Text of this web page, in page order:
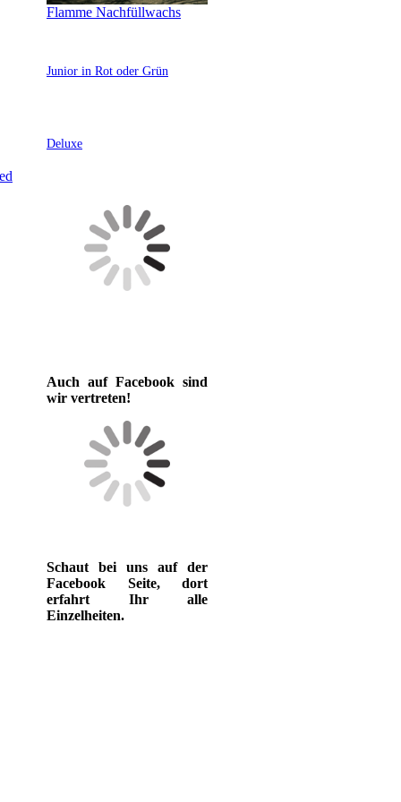
Flamme Nachfüllwachs
Junior in Rot oder Grün
Deluxe
Auch auf Facebook sind
wir vertreten!
Schaut bei uns auf der
Facebook Seite, dort
erfahrt Ihr alle
Einzelheiten.